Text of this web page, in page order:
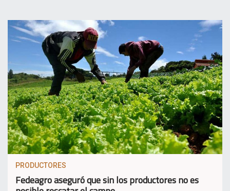
PRODUCTORES
Fedeagro aseguró que sin los productores no es